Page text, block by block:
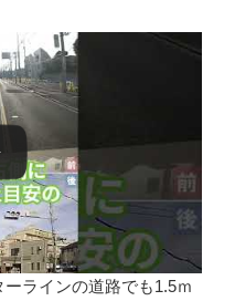
ーラインの道路でも1.5ｍ